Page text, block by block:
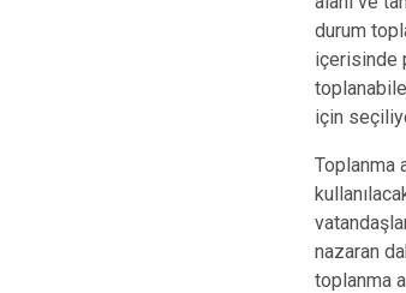
durum
içerisinde
için
Toplanma
nazaran
toplanma